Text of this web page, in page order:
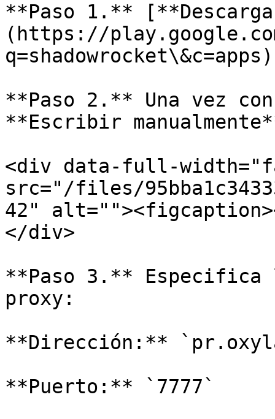
**Paso 1.**
(https://
**Paso 2.** Una vez
**Escribir
<div data-full-
src="/files/
42"
</div>
**Paso 3.**
proxy:
**Dirección:**
**Puerto:** `7777`